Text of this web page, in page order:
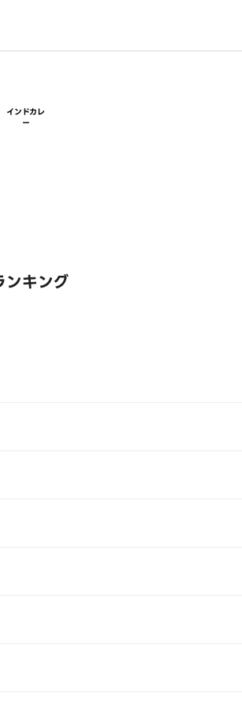
インドカレ
ー
キング